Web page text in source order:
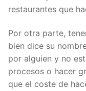
restaurantes que
Por otra parte,
bien dice su
por alguien y no
procesos o hacer
que el coste de